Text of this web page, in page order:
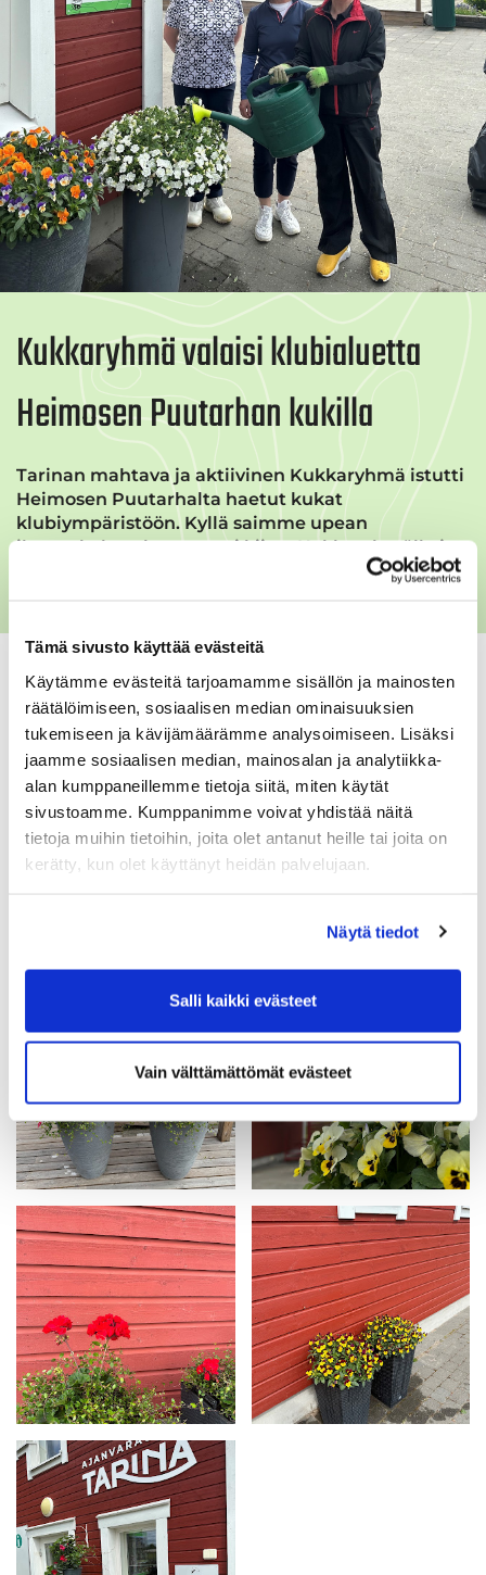
Tämä sivusto käyttää evästeitä
Käytämme evästeitä tarjoamamme sisällön ja mainosten
räätälöimiseen, sosiaalisen median ominaisuuksien
tukemiseen ja kävijämäärämme analysoimiseen. Lisäksi
jaamme sosiaalisen median, mainosalan ja analytiikka-
alan kumppaneillemme tietoja siitä, miten käytät
sivustoamme. Kumppanimme voivat yhdistää näitä
tietoja muihin tietoihin, joita olet antanut heille tai joita on
kerätty, kun olet käyttänyt heidän palvelujaan.
Näytä tiedot
Salli kaikki evästeet
Vain välttämättömät evästeet
Kukkaryhmä valaisi klubialuetta
Heimosen Puutarhan kukilla
Tarinan mahtava ja aktiivinen Kukkaryhmä istutti
Heimosen Puutarhalta haetut kukat
klubiympäristöön. Kyllä saimme upean
ilmeenkohotuksen, suuri kiitos Kukkaryhmälle ja
Heimosen Puutarhalle! Kuvagalleria alla.
Kukkaryhmän istuttamia kukkia 10.6.2025